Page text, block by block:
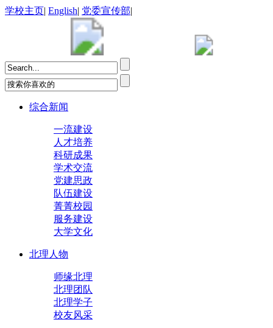
学校主页| English| 党委宣传部|
综合新闻
一流建设
人才培养
科研成果
学术交流
党建思政
队伍建设
菁菁校园
服务建设
大学文化
北理人物
师缘北理
北理团队
北理学子
校友风采